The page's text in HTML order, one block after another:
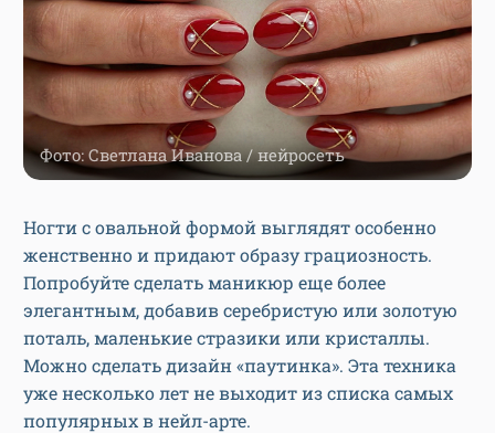
Фото: Светлана Иванова / нейросеть
Ногти с овальной формой выглядят особенно
женственно и придают образу грациозность.
Попробуйте сделать маникюр еще более
элегантным, добавив серебристую или золотую
поталь, маленькие стразики или кристаллы.
Можно сделать дизайн «паутинка». Эта техника
уже несколько лет не выходит из списка самых
популярных в нейл-арте.